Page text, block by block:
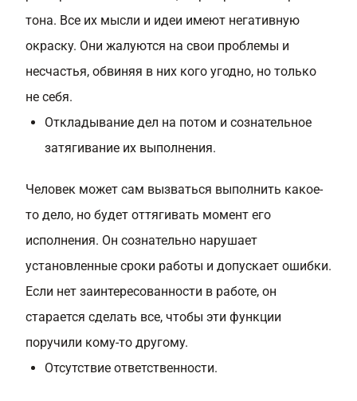
тона. Все их мысли и идеи имеют негативную
окраску. Они жалуются на свои проблемы и
несчастья, обвиняя в них кого угодно, но только
не себя.
Откладывание дел на потом и сознательное
затягивание их выполнения.
Человек может сам вызваться выполнить какое-
то дело, но будет оттягивать момент его
исполнения. Он сознательно нарушает
установленные сроки работы и допускает ошибки.
Если нет заинтересованности в работе, он
старается сделать все, чтобы эти функции
поручили кому-то другому.
Отсутствие ответственности.